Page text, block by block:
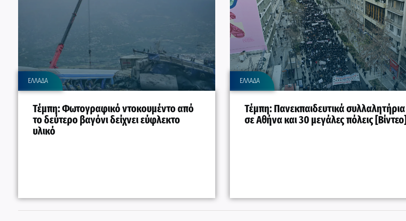
ΕΛΛΑΔΑ
Τέμπη: Φωτογραφικό ντοκουμέντο από
το δεύτερο βαγόνι δείχνει εύφλεκτο
υλικό
ΕΛΛΑΔΑ
Τέμπη: Πανεκπαιδευτικά συλλαλητήρια
σε Αθήνα και 30 μεγάλες πόλεις [Βίντεο]